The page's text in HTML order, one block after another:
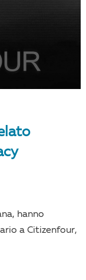
hanno
a Citizenfour,